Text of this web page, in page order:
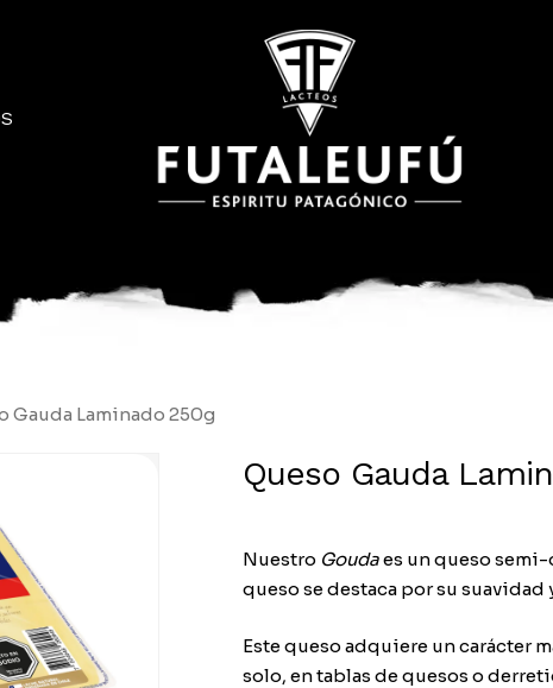
Gauda Laminado 250g
Queso Gauda
Nuestro Goudaes un queso
queso se destaca por su suavidad
Este queso adquiere un carácter
solo, en tablas de quesos o